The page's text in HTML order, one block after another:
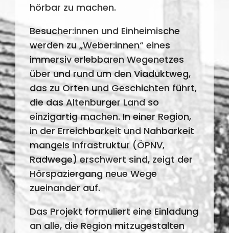
hörbar zu machen.
Besucher:innen und Einheimische
werden zu „Weber:innen“ eines
immersiv erlebbaren Wegenetzes
über und rund um den Viaduktweg,
das zu Orten und Geschichten führt,
die das Altenburger Land so
einzigartig machen. In einer Region,
in der Erreichbarkeit und Nahbarkeit
mangels Infrastruktur (ÖPNV,
Radwege) erschwert sind, zeigt der
Hörspaziergang neue Wege
zueinander auf.
Das Projekt formuliert eine Einladung
an alle, die Region mitzugestalten